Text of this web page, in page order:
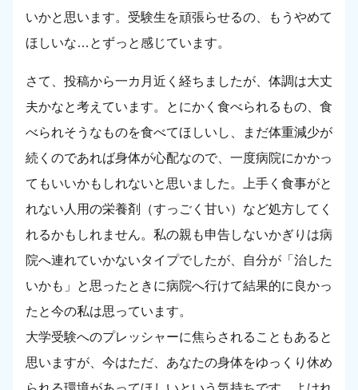
いかと思います。受験生を頑張らせるの、もうやめて
ほしいな…とずっと感じています。
さて、投稿から一カ月近く経ちましたが、体調は大丈
夫かなと考えています。とにかく食べられるもの、食
べられそうなものを食べてほしいし、まだ体重減少が
続くのであれば身体が心配なので、一度病院にかかっ
てもいいかもしれないと思いました。上手く食事がと
れない人用の栄養剤（すっごく甘い）など処方してく
れるかもしれません。私の親も申告しないかぎりは病
院へ連れていかないタイプでしたが、自分が「治した
いかも」と思ったときに病院へ行けて結果的に良かっ
たと今の私は思っています。
大学受験へのプレッシャーに焦らされることもあると
思いますが、今はただ、あなたの身体をゆっくり休め